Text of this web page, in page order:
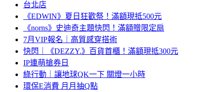
台北店
《EDWIN》夏日狂歡祭！滿額現抵500元
《norns》史迪奇主題快閃！滿額贈限定扇
7月VIP報名｜高質感穿搭術
快閃｜《DEZZY.》百貨首櫃！滿額現抵300元
IP連萌搶券日
綠行動｜讓地球QK一下 關燈一小時
環保E消費 月月抽Q點